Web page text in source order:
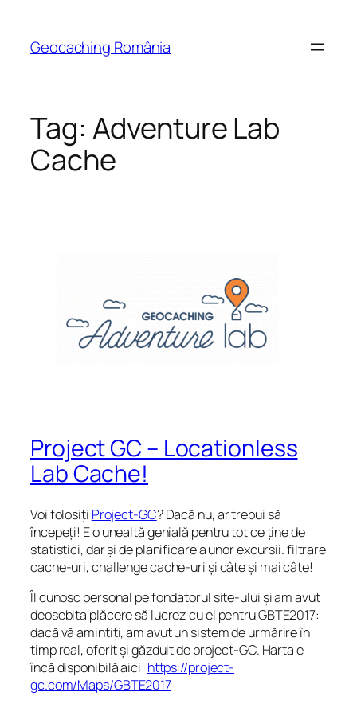
content
Geocaching România
Tag: Adventure Lab
Cache
Project GC – Locationless
Lab Cache!
Voi folosiți Project-GC? Dacă nu, ar trebui să
începeți! E o unealtă genială pentru tot ce ține de
statistici, dar și de planificare a unor excursii. filtrare
cache-uri, challenge cache-uri și câte și mai câte!
Îl cunosc personal pe fondatorul site-ului și am avut
deosebita plăcere să lucrez cu el pentru GBTE2017:
dacă vă amintiți, am avut un sistem de urmărire în
timp real, oferit și găzduit de project-GC. Harta e
încă disponibilă aici: https://project-
gc.com/Maps/GBTE2017